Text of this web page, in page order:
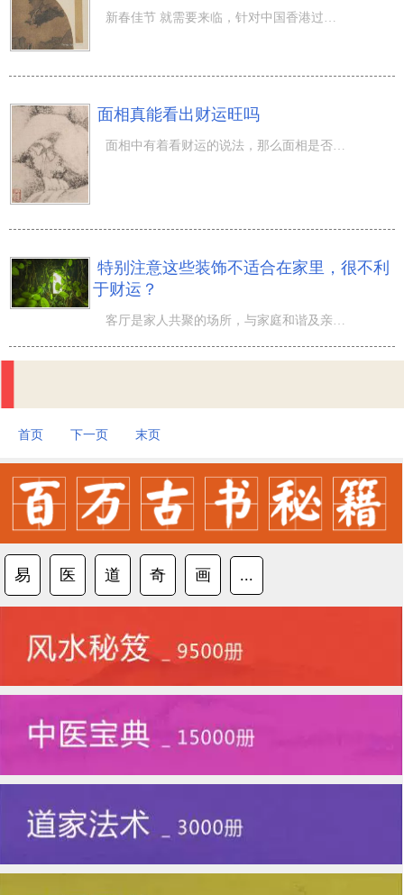
新春佳节 就需要来临，针对中国香港过年放假难题应当有很多人不了解吧。中国香港是在中华的特别行政区，过
面相真能看出财运旺吗
特别注意这些装饰不适合在家里，很不利
于财运？
首页 下一页 末页
易 医 道 奇 画 ...